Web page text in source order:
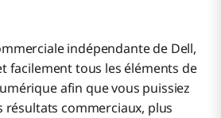
indépendante de Dell,
facilement tous les éléments de
afin que vous puissiez
commerciaux, plus